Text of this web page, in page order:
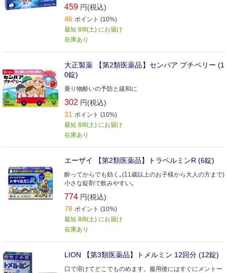
459 円(税込)
46 ポイント (10%)
最短 8/8(土) にお届け
在庫あり
大正製薬 【第2類医薬品】センパア プチベリー (1
0錠)
乗り物酔いの予防と緩和に
302 円(税込)
31 ポイント (10%)
最短 8/8(土) にお届け
在庫あり
エーザイ 【第2類医薬品】トラベルミンR (6錠)
酔ってからでも効く｡(11歳以上のお子様から大人の方まで)
小さな錠剤で飲みやすい｡
774 円(税込)
78 ポイント (10%)
最短 8/8(土) にお届け
在庫あり
LION 【第3類医薬品】トメルミン 12回分 (12錠)
口で溶けてどこでものめます。服用後にはすぐにメントー